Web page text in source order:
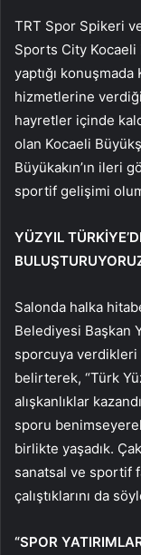
TRT Spor Spikeri
Sports City Kocaeli
yaptığı
hizmetlerine
hayretler içinde
olan Kocaeli
Büyükakın’ın ileri
sportif gelişimi
YÜZYIL
Salonda halka
Belediyesi Başkan
sporcuya
belirterek, “Türk
alışkanlıklar
sporu
birlikte yaşadık.
sanatsal ve sportif
çalıştıklarını da
“SPOR